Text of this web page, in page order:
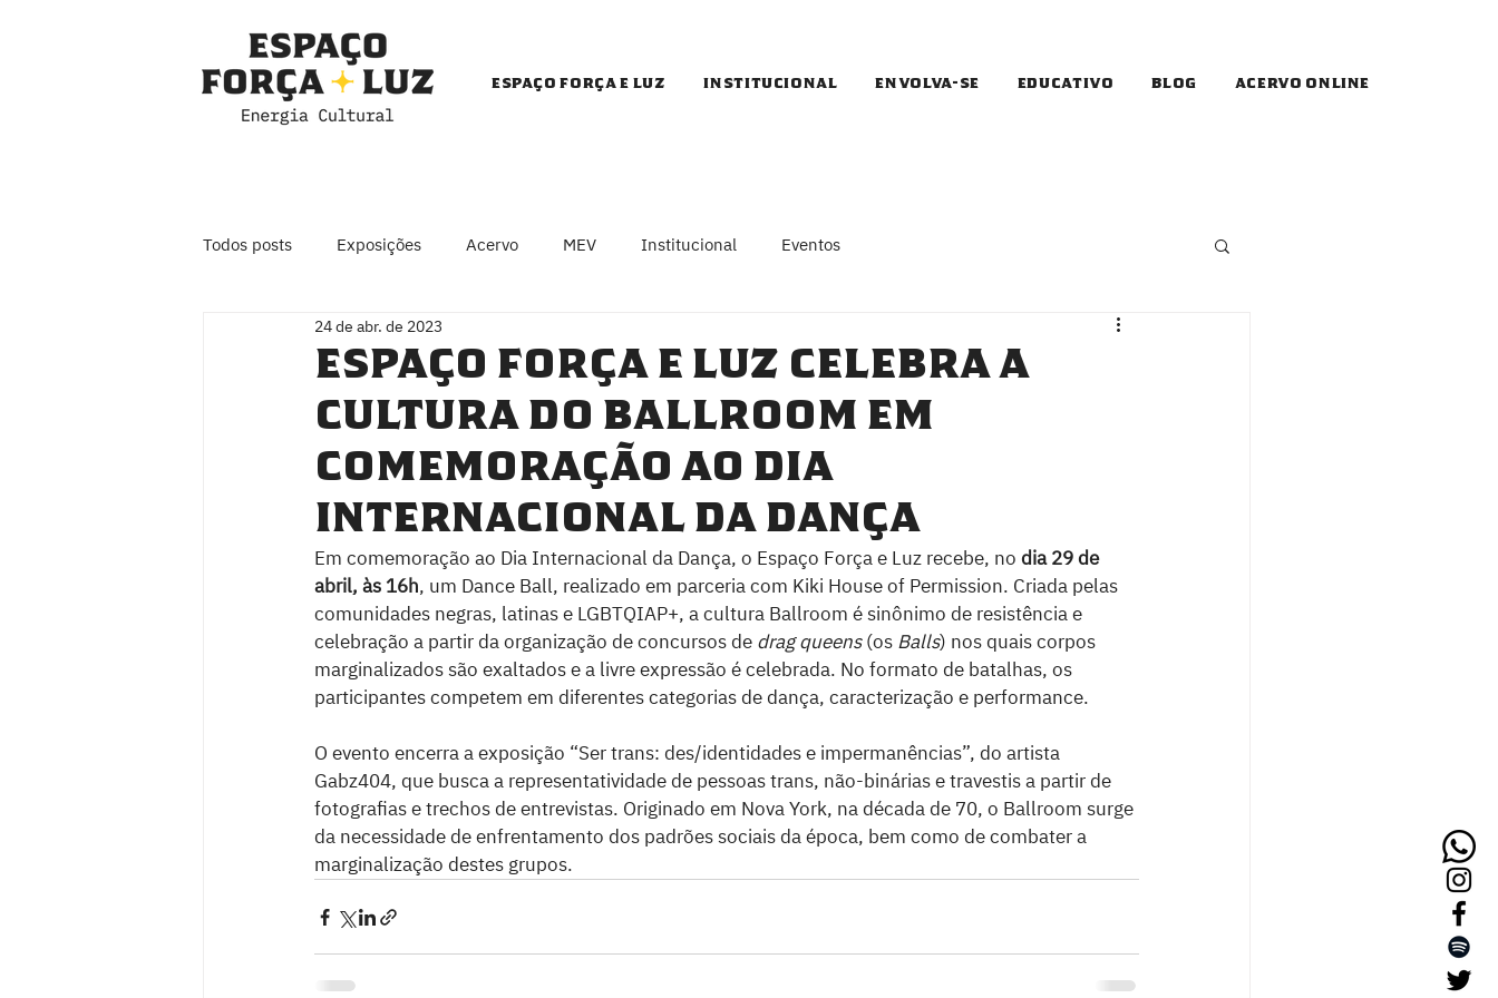
Espaço Força e Luz Institucional Envolva-se Educativo Blog Acervo online
Todos posts Exposições Acervo MEV Institucional Eventos
Espaço Força e Luz celebra a
cultura do Ballroom em
comemoração ao Dia
Internacional da Dança
24 de abr. de 2023
Em comemoração ao Dia Internacional da Dança, o Espaço Força e Luz recebe, no dia 29 de
abril, às 16h, um Dance Ball, realizado em parceria com Kiki House of Permission. Criada pelas
comunidades negras, latinas e LGBTQIAP+, a cultura Ballroom é sinônimo de resistência e
celebração a partir da organização de concursos de drag queens (os Balls) nos quais corpos
marginalizados são exaltados e a livre expressão é celebrada. No formato de batalhas, os
participantes competem em diferentes categorias de dança, caracterização e performance.
O evento encerra a exposição “Ser trans: des/identidades e impermanências”, do artista
Gabz404, que busca a representatividade de pessoas trans, não-binárias e travestis a partir de
fotografias e trechos de entrevistas. Originado em Nova York, na década de 70, o Ballroom surge
da necessidade de enfrentamento dos padrões sociais da época, bem como de combater a
marginalização destes grupos.